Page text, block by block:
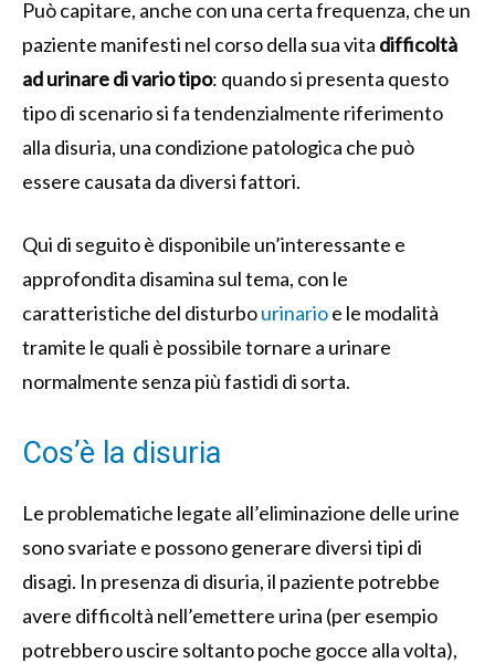
Può capitare, anche con una certa frequenza, che un
paziente manifesti nel corso della sua vita difficoltà
ad urinare di vario tipo: quando si presenta questo
tipo di scenario si fa tendenzialmente riferimento
alla disuria, una condizione patologica che può
essere causata da diversi fattori.
Qui di seguito è disponibile un’interessante e
approfondita disamina sul tema, con le
caratteristiche del disturbourinarioe le modalità
tramite le quali è possibile tornare a urinare
normalmente senza più fastidi di sorta.
Cos’è la disuria
Le problematiche legate all’eliminazione delle urine
sono svariate e possono generare diversi tipi di
disagi. In presenza di disuria, il paziente potrebbe
avere difficoltà nell’emettere urina (per esempio
potrebbero uscire soltanto poche gocce alla volta),